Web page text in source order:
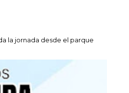
la jornada desde el parque